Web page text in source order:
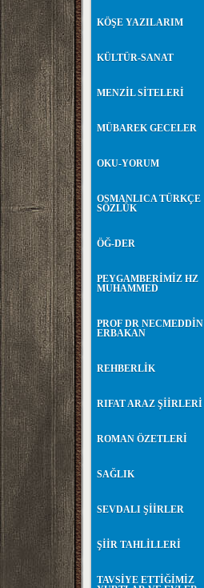
KÖŞE YAZILARIM
KÜLTÜR-SANAT
MENZİL SİTELERİ
MÜBAREK GECELER
OKU-YORUM
OSMANLICA TÜRKÇE
SÖZLÜK
ÖĞ-DER
PEYGAMBERİMİZ HZ
MUHAMMED
PROF DR NECMEDDİN
ERBAKAN
REHBERLİK
RIFAT ARAZ ŞİİRLERİ
ROMAN ÖZETLERİ
SAĞLIK
SEVDALI ŞİİRLER
ŞİİR TAHLİLLERİ
TAVSİYE ETTİĞİMİZ